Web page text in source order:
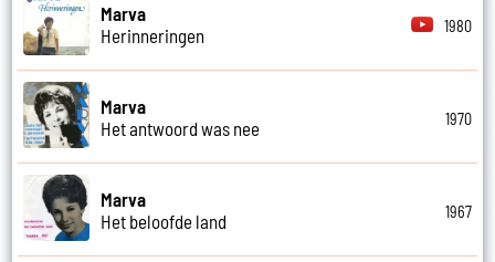
Marva
Herinneringen
1980
Marva
Het antwoord was nee
1970
Marva
Het beloofde land
1967